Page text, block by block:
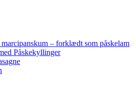
– forklædt som påskelam
Påskekyllinger